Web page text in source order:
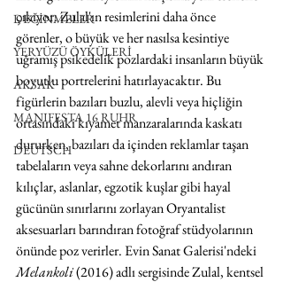
DEĞİNMELER
YERYÜZÜ ÖYKÜLERİ
AKSAK
MANIFESTA 16 RUHR
DEUTSCH
çıkıyor. Zulal'ın resimlerini daha önce
görenler, o büyük ve her nasılsa kesintiye
uğramış psikedelik pozlardaki insanların büyük
boyutlu portrelerini hatırlayacaktır. Bu
figürlerin bazıları buzlu, alevli veya hiçliğin
ortasındaki kıyamet manzaralarında kaskatı
dururken, bazıları da içinden reklamlar taşan
tabelaların veya sahne dekorlarını andıran
kılıçlar, aslanlar, egzotik kuşlar gibi hayal
gücünün sınırlarını zorlayan Oryantalist
aksesuarları barındıran fotoğraf stüdyolarının
önünde poz verirler. Evin Sanat Galerisi'ndeki
Melankoli (2016) adlı sergisinde Zulal, kentsel